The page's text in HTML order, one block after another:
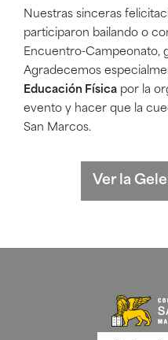
Nuestras sinceras
participaron bailando o
Encuentro-Campeonato,
Agradecemos
Educación Física por la
evento y hacer que la
San Marcos.
Ver la